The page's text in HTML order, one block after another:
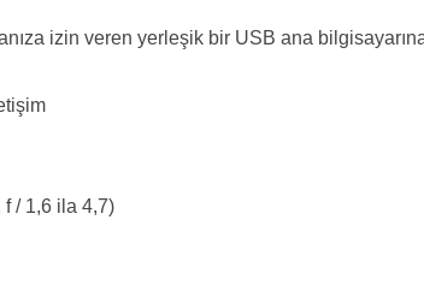
izin veren yerleşik bir USB ana
f / 1,6 ila 4,7)